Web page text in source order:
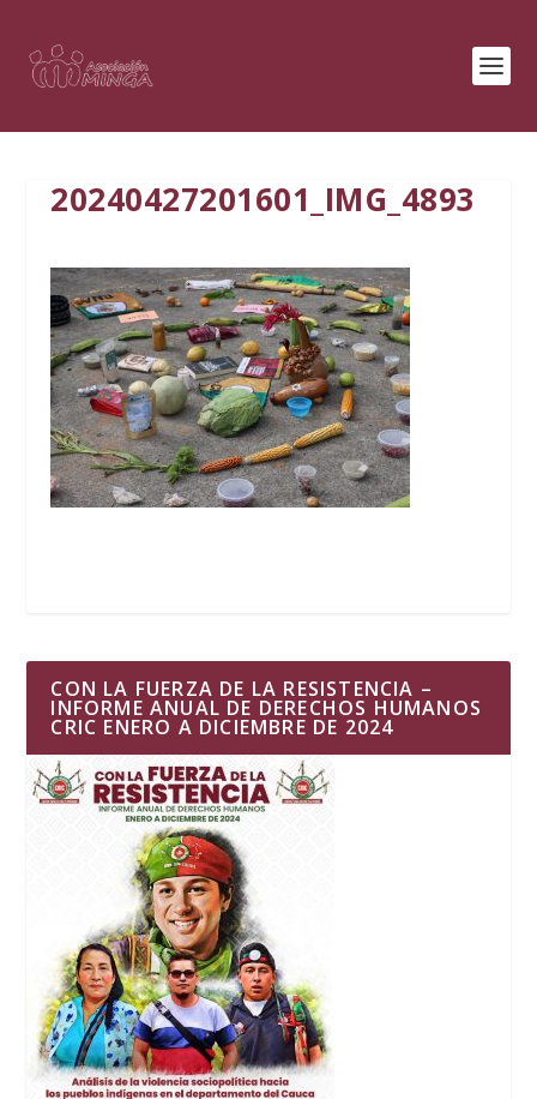
20240427201601_IMG_4893
CON LA FUERZA DE LA RESISTENCIA –
INFORME ANUAL DE DERECHOS HUMANOS
CRIC ENERO A DICIEMBRE DE 2024